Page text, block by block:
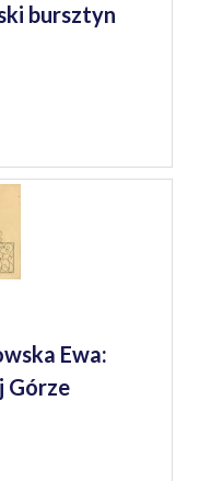
bursztyn
Ewa:
Górze